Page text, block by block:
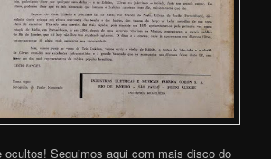
ocultos! Seguimos aqui com mais disco do